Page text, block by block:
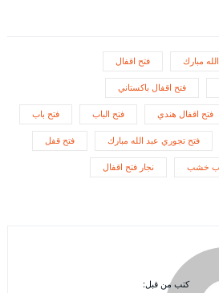
مبارك فتح اقفال
فتح اقفال باكستاني
فتح اقفال هندي فتح الباب فتح باب
فتح تجوري عبد الله مبارك فتح قفل
خشب نجار فتح اقفال
كتب من قبل: